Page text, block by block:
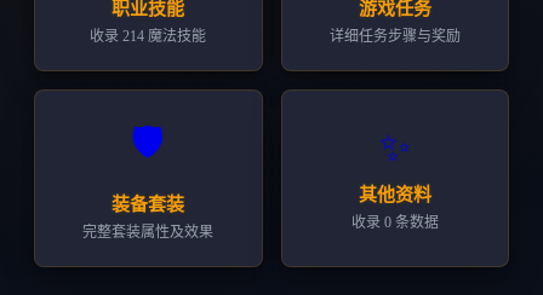
职业技能
收录 214 魔法技能
游戏任务
详细任务步骤与奖励
🛡️
装备套装
完整套装属性及效果
✨
其他资料
收录 0 条数据